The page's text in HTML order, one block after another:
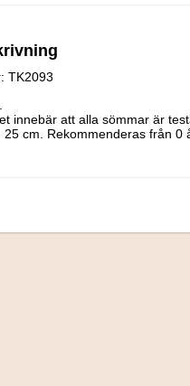
TK2093
innebär att alla sömmar är
cm. Rekommenderas från 0